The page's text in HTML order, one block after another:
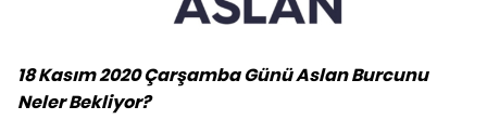
18 Kasım 2020 Çarşamba Günü Aslan Burcunu
Neler Bekliyor?